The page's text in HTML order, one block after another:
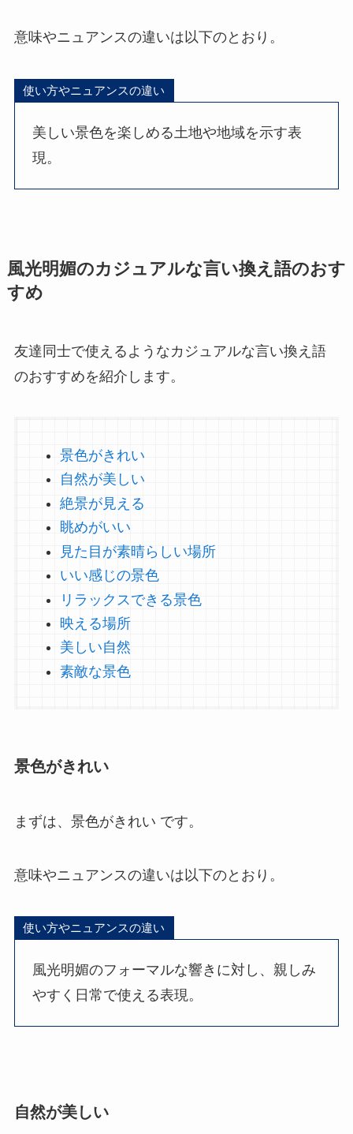
意味やニュアンスの違いは以下のとおり。
使い方やニュアンスの違い
美しい景色を楽しめる土地や地域を示す表
現。
風光明媚のカジュアルな言い換え語のおす
すめ
友達同士で使えるようなカジュアルな言い換え語
のおすすめを紹介します。
景色がきれい
自然が美しい
絶景が見える
眺めがいい
見た目が素晴らしい場所
いい感じの景色
リラックスできる景色
映える場所
美しい自然
素敵な景色
景色がきれい
まずは、景色がきれい です。
意味やニュアンスの違いは以下のとおり。
使い方やニュアンスの違い
風光明媚のフォーマルな響きに対し、親しみ
やすく日常で使える表現。
自然が美しい